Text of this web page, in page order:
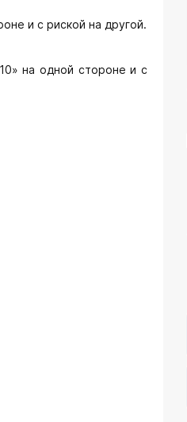
и с риской на другой.
на одной стороне и с